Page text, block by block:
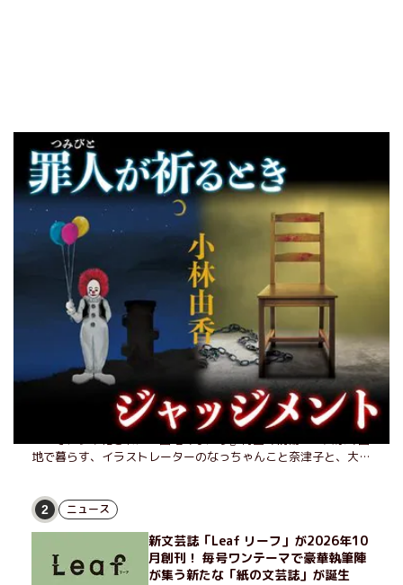
小林由香『罪人が祈るとき』『ジャッジメント』
ランキング
月間
試し読み
また団地のふたり(1/2)
また、あのふたりに会える――。小泉今日子&小林聡美W主演、
NHKでドラマ化された『団地のふたり』待望の続編！ 実家の団
地で暮らす、イラストレーターのなっちゃんこと奈津子と、大学
げたり、部屋でふたりだけの「台湾映画祭」を催したり。50代
独身、幼なじみの変わらぬ友情とささやかな幸せの日々を描く。
2 ニュース
新文芸誌「Leaf リーフ」が2026年10
月創刊！ 毎号ワンテーマで豪華執筆陣
が集う新たな「紙の文芸誌」が誕生